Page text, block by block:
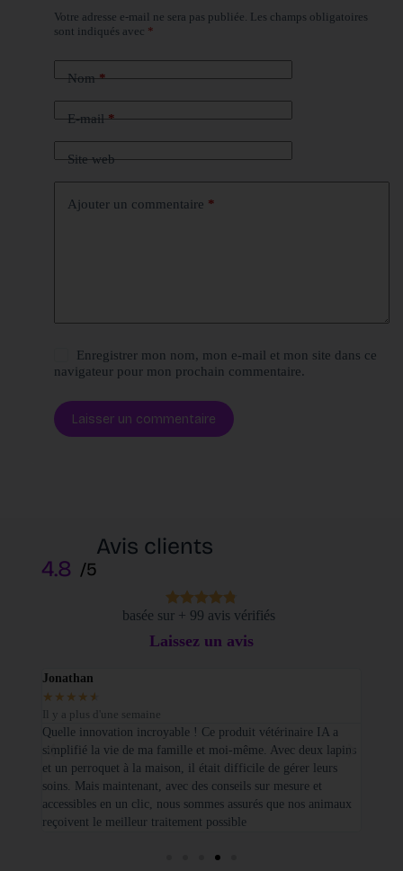
Votre adresse e-mail ne sera pas publiée. Les champs obligatoires
sont indiqués avec *
Nom*
E-mail*
Site web
Ajouter un commentaire *
Enregistrer mon nom, mon e-mail et mon site dans ce
navigateur pour mon prochain commentaire.
Laisser un commentaire
Avis clients
4.8 /5
basée sur + 99 avis vérifiés
Laissez un avis
Jonathan
★ ★ ★ ★ ★
Il y a plus d'une semaine
Quelle innovation incroyable ! Ce produit vétérinaire IA a
simplifié la vie de ma famille et moi-même. Avec deux lapins
et un perroquet à la maison, il était difficile de gérer leurs
soins. Mais maintenant, avec des conseils sur mesure et
accessibles en un clic, nous sommes assurés que nos animaux
reçoivent le meilleur traitement possible